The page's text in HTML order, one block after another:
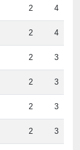
2 4
2 4
2 3
2 3
2 3
2 3